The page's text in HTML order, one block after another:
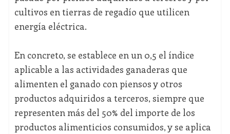
cultivos en tierras de regadío que utilicen
energía eléctrica.
En concreto, se establece en un 0,5 el índice
aplicable a las actividades ganaderas que
alimenten el ganado con piensos y otros
productos adquiridos a terceros, siempre que
representen más del 50% del importe de los
productos alimenticios consumidos, y se aplica